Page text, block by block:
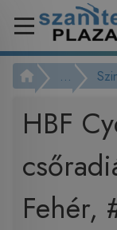
...
HBF
Fehér,